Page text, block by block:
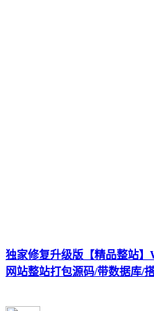
独家修复升级版【精品整站】
网站整站打包源码/带数据库/